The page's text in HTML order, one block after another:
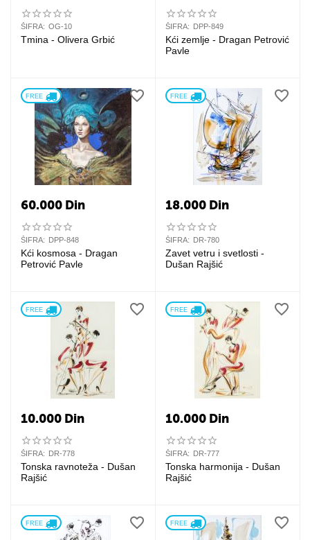
ŠIFRA: OG-10
Tmina - Olivera Grbić
ŠIFRA: DPP-849
Kći zemlje - Dragan Petrović
Pavle
FREE
60.000 Din
ŠIFRA: DPP-848
Kći kosmosa - Dragan
Petrović Pavle
FREE
18.000 Din
ŠIFRA: DR-780
Zavet vetru i svetlosti -
Dušan Rajšić
FREE
10.000 Din
ŠIFRA: DR-778
Tonska ravnoteža - Dušan
Rajšić
FREE
10.000 Din
ŠIFRA: DR-777
Tonska harmonija - Dušan
Rajšić
FREE FREE